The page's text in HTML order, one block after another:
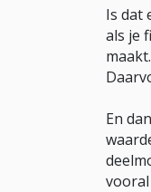
Is dat
als je
En